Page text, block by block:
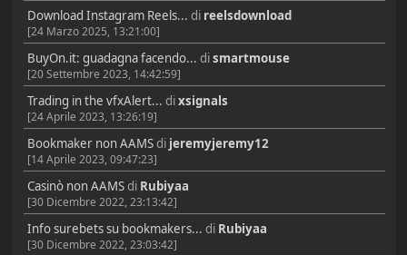
Download Instagram Reels... di reelsdownload
[24 Marzo 2025, 13:21:00]
BuyOn.it: guadagna facendo... dismartmouse
[20 Settembre 2023, 14:42:59]
Trading in the vfxAlert... dixsignals
[24 Aprile 2023, 13:26:19]
Bookmaker non AAMSdi jeremyjeremy12
[14 Aprile 2023, 09:47:23]
Casinò non AAMSdi Rubiyaa
[30 Dicembre 2022, 23:13:42]
Info surebets su bookmakers... di Rubiyaa
[30 Dicembre 2022, 23:03:42]